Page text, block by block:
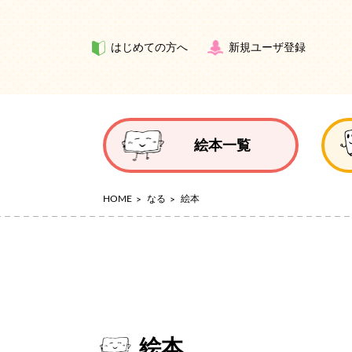
はじめての方へ 新規ユーザ登録
絵本一覧
HOME なる 絵本